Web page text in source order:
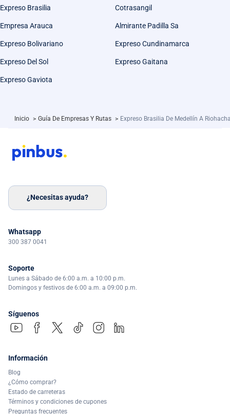
Expreso Brasilia Cotrasangil
Empresa Arauca Almirante Padilla Sa
Expreso Bolivariano Expreso Cundinamarca
Expreso Del Sol Expreso Gaitana
Expreso Gaviota
Inicio > Guía De Empresas Y Rutas > Expreso Brasilia De Medellín A
¿Necesitas ayuda?
Whatsapp
300 387 0041
Soporte
Lunes a Sábado de 6:00 a.m. a 10:00 p.m.
Domingos y festivos de 6:00 a.m. a 09:00 p.m.
Síguenos
Información
Blog
¿Cómo comprar?
Estado de carreteras
Términos y condiciones de cupones
Preguntas frecuentes